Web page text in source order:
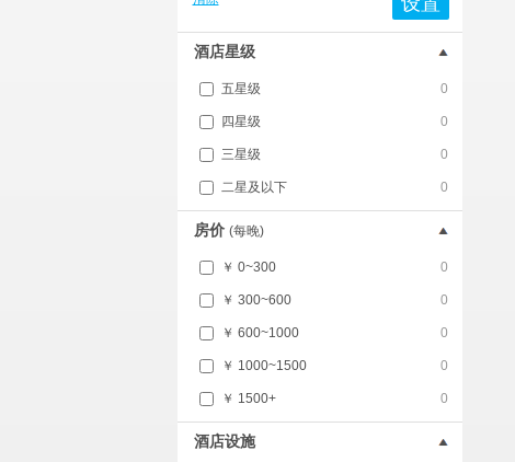
酒店星级
五星级 0
四星级 0
三星级 0
二星及以下 0
房价 (每晚)
￥ 0~300 0
￥ 300~600 0
￥ 600~1000 0
￥ 1000~1500 0
￥ 1500+ 0
酒店设施